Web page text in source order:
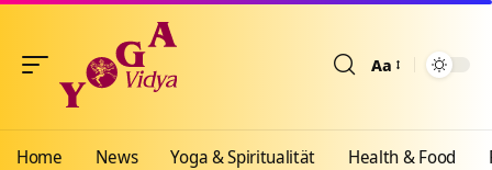
Aa
Home News Yoga & Spiritualität Health & Food